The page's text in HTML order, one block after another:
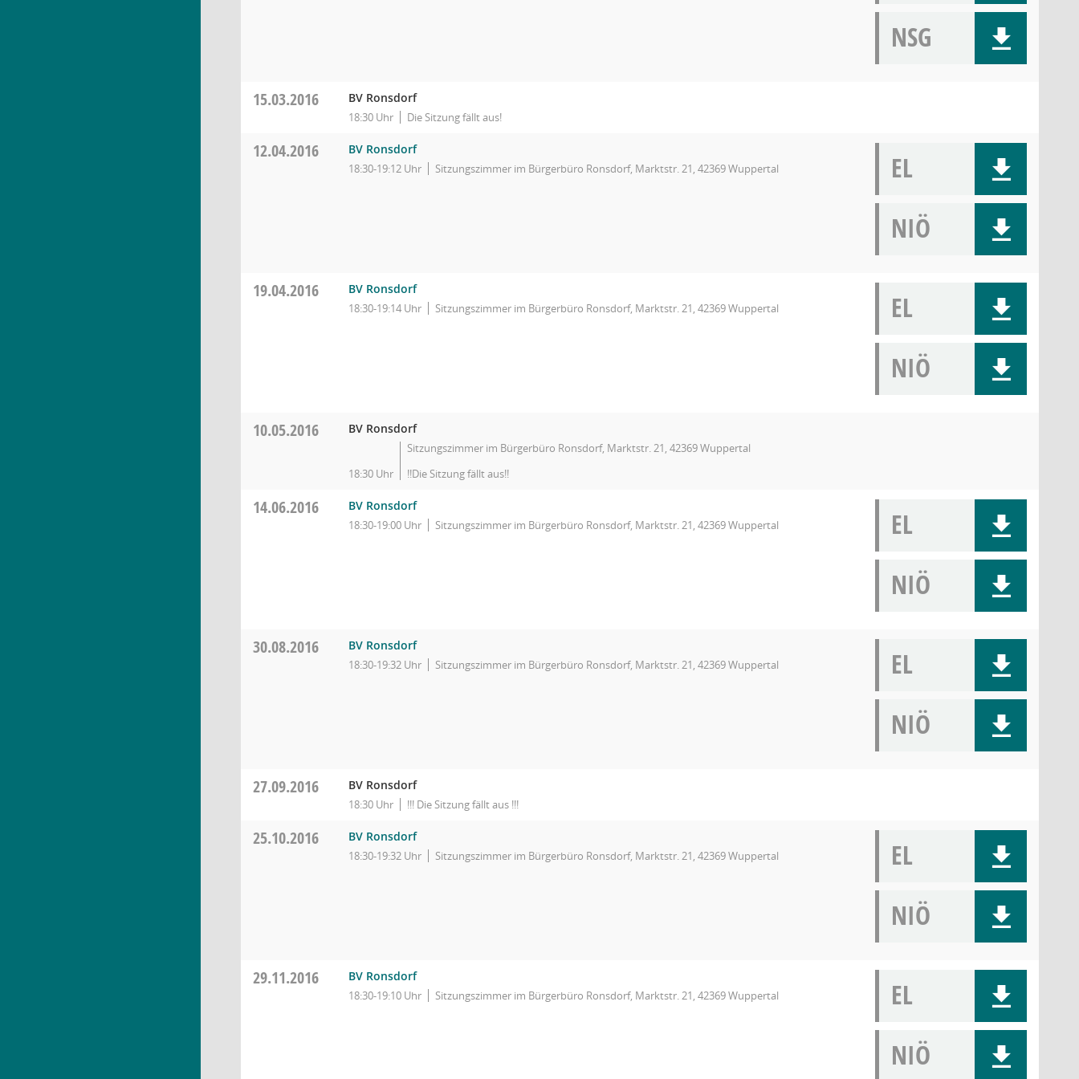
NSG
15.03.2016 BV Ronsdorf
18:30 Uhr Die Sitzung fällt aus!
12.04.2016 BV Ronsdorf
18:30-19:12 Uhr Sitzungszimmer im Bürgerbüro Ronsdorf, Marktstr. 21, 42369 Wuppertal
EL
NIÖ
19.04.2016 BV Ronsdorf
18:30-19:14 Uhr Sitzungszimmer im Bürgerbüro Ronsdorf, Marktstr. 21, 42369 Wuppertal
EL
NIÖ
10.05.2016 BV Ronsdorf
18:30 Uhr
Sitzungszimmer im Bürgerbüro Ronsdorf, Marktstr. 21, 42369 Wuppertal
!!Die Sitzung fällt aus!!
14.06.2016 BV Ronsdorf
18:30-19:00 Uhr Sitzungszimmer im Bürgerbüro Ronsdorf, Marktstr. 21, 42369 Wuppertal
EL
NIÖ
30.08.2016 BV Ronsdorf
18:30-19:32 Uhr Sitzungszimmer im Bürgerbüro Ronsdorf, Marktstr. 21, 42369 Wuppertal
EL
NIÖ
27.09.2016 BV Ronsdorf
18:30 Uhr !!! Die Sitzung fällt aus !!!
25.10.2016 BV Ronsdorf
18:30-19:32 Uhr Sitzungszimmer im Bürgerbüro Ronsdorf, Marktstr. 21, 42369 Wuppertal
EL
NIÖ
29.11.2016 BV Ronsdorf
18:30-19:10 Uhr Sitzungszimmer im Bürgerbüro Ronsdorf, Marktstr. 21, 42369 Wuppertal
EL
NIÖ